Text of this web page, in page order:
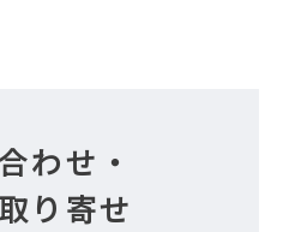
わせ・
り寄せ